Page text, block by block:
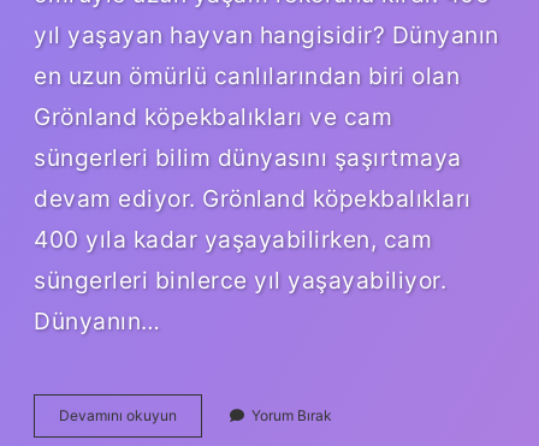
yıl yaşayan hayvan hangisidir? Dünyanın
en uzun ömürlü canlılarından biri olan
Grönland köpekbalıkları ve cam
süngerleri bilim dünyasını şaşırtmaya
devam ediyor. Grönland köpekbalıkları
400 yıla kadar yaşayabilirken, cam
süngerleri binlerce yıl yaşayabiliyor.
Dünyanın…
Devamını okuyun
Yıl
Yorum Bırak